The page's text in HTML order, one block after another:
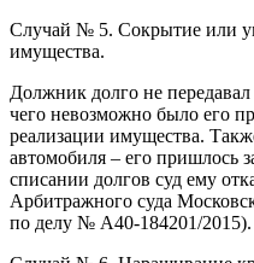
Случай № 5. Сокрытие или
имущества.
Должник долго не
чего невозможно было его
реализации имущества.
автомобиля – его пришлось
списании долгов суд ему
Арбитражного суда
по делу № А40-184201/2015).